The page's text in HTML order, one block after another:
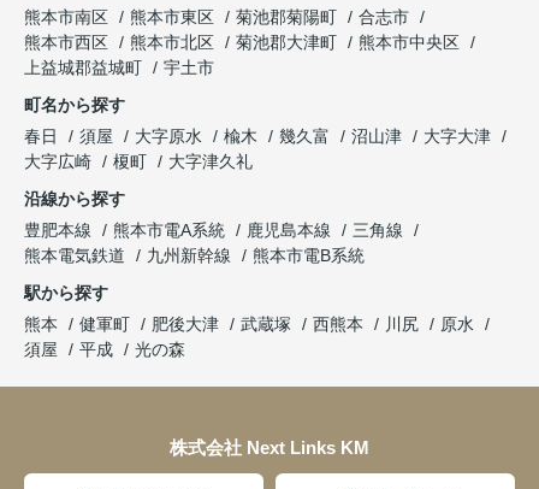
熊本市南区
熊本市東区 菊池郡菊陽町
合志市
熊本市西区
熊本市北区 菊池郡大津町
熊本市中央区
上益城郡益城町
宇土市
町名から探す
春日
須屋 大字原水 楡木 幾久富 沼山津
大字大津
大字広崎
榎町
大字津久礼
沿線から探す
豊肥本線
熊本市電A系統 鹿児島本線
三角線
熊本電気鉄道
九州新幹線
熊本市電B系統
駅から探す
熊本
健軍町 肥後大津 武蔵塚 西熊本 川尻
原水
須屋
平成 光の森
株式会社 Next Links KM